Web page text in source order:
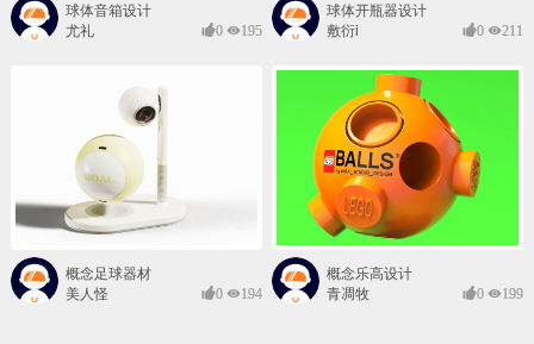
球体音箱设计
尤礼
0 195
球体开瓶器设计
敷衍i
0 211
概念足球器材
美人怪
0 194
概念乐高设计
青凋牧
0 199